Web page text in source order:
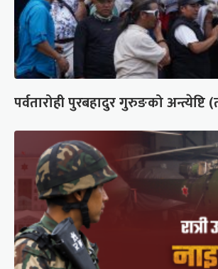
पर्वतारोही पुरबहादुर गुरुङको अन्त्येष्टि